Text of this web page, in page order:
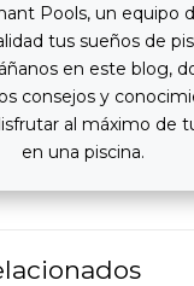
Pools, un equipo
tus sueños de
en este blog,
consejos y
al máximo de
en una piscina.